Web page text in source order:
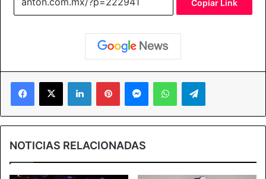
Copiar Link
Facebook
X LinkedInPinterestMessengerWhatsAppTelegram
NOTICIAS RELACIONADAS